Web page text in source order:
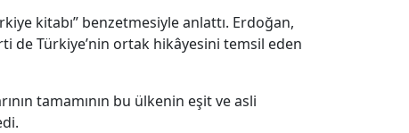
kitabı” benzetmesiyle anlattı. Erdoğan,
de Türkiye’nin ortak hikâyesini temsil eden
tamamının bu ülkenin eşit ve asli